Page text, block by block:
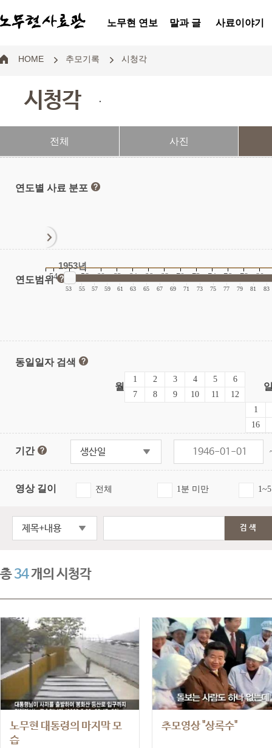
노무현 연보 말과 글 사료이야기
HOME 추모기록 시청각
시청각 .
전체 사진
연도별 사료 분포
54 58 60 62 64 66 68 70 72 74 76 78 80
연도범위
1953년
|
53 55 57 59 61 63 65 67 69 71 73 75 77 79 81 83
동일일자 검색
월
1 2 3 4 5
6
7
8 9 10 11 12
1
16
기간 생산일
영상 길이 전체 1분 미만
제목+내용 검색
총34개의 시청각
노무현 대통령의 마지막 모
습
추모영상 "상록수"